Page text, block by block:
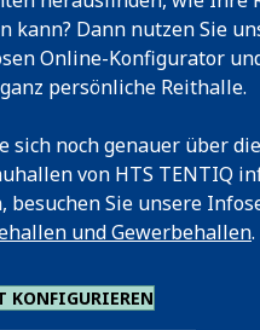
kann? Dann nutzen Sie
Online-Konfigurator
persönliche Reithalle.
sich noch genauer über die
von HTS TENTIQ
besuchen Sie unsere
und Gewerbehallen.
KONFIGURIEREN